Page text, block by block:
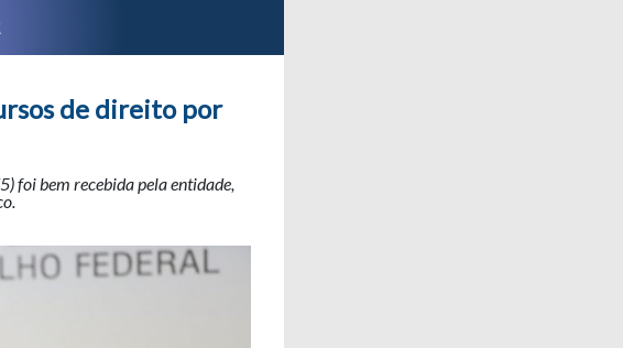
de direito por
foi bem recebida pela entidade,